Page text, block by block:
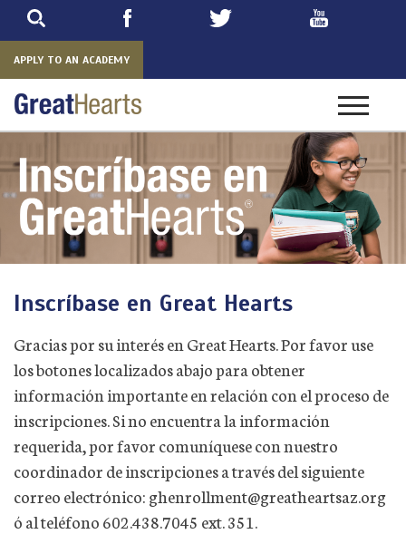
APPLY TO AN ACADEMY
Toggle
Inscríbase en Great Hearts
Gracias por su interés en Great Hearts. Por favor use
los botones localizados abajo para obtener
información importante en relación con el proceso de
inscripciones. Si no encuentra la información
requerida, por favor comuníquese con nuestro
coordinador de inscripciones a través del siguiente
correo electrónico: ghenrollment@greatheartsaz.org
ó al teléfono 602.438.7045 ext. 351.